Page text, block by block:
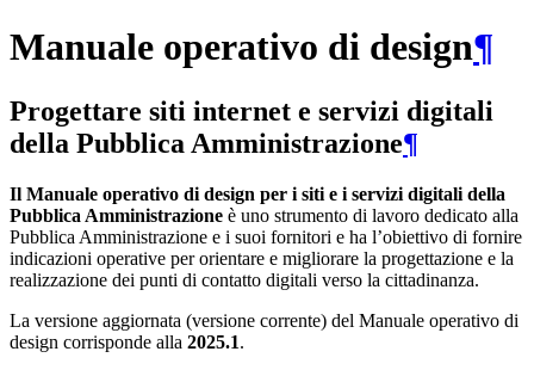
Manuale operativo di design¶
Progettare siti internet e servizi digitali
della Pubblica Amministrazione¶
Il Manuale operativo di design per i siti e i servizi digitali della
Pubblica Amministrazione è uno strumento di lavoro dedicato alla
Pubblica Amministrazione e i suoi fornitori e ha l’obiettivo di fornire
indicazioni operative per orientare e migliorare la progettazione e la
realizzazione dei punti di contatto digitali verso la cittadinanza.
La versione aggiornata (versione corrente) del Manuale operativo di
design corrisponde alla 2025.1.